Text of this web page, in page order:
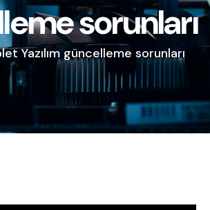
sorunları
Yazılım güncelleme sorunları